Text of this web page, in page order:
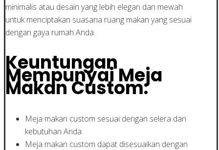
minimalis atau desain yang lebih elegan dan mewah
untuk menciptakan suasana ruang makan yang sesuai
dengan gaya rumah Anda.
Keuntungan
Mempunyai Meja
Makan Custom:
Meja makan custom sesuai dengan selera dan
kebutuhan Anda.
Meja makan custom dapat disesuaikan dengan